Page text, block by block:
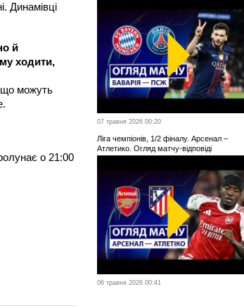
Динамівці
й
ходити,
що можуть
о 21:00
07 травня 2026 00:20
Ліга чемпіонів, 1/2 фіналу. Арсенал –
Атлетико. Огляд матчу-відповіді
06 травня 2026 00:41